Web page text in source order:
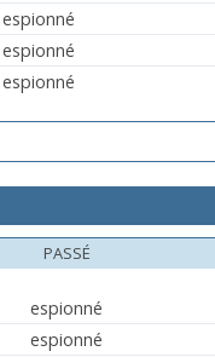
espionné
espionné
espionné
PASSÉ
espionné
espionné